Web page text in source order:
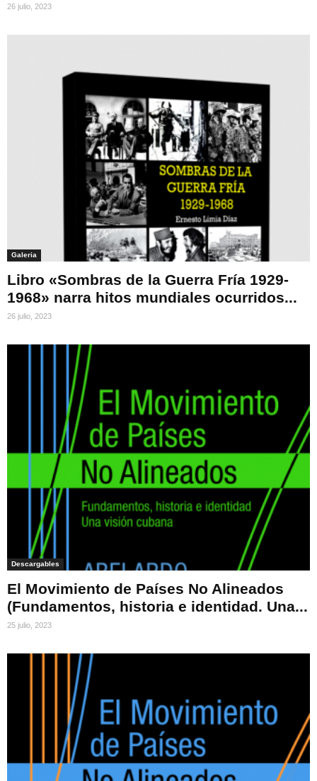
26 julio, 2023
Galeria
Libro «Sombras de la Guerra Fría 1929-
1968» narra hitos mundiales ocurridos...
26 julio, 2023
Descargables
El Movimiento de Países No Alineados
(Fundamentos, historia e identidad. Una...
25 julio, 2023